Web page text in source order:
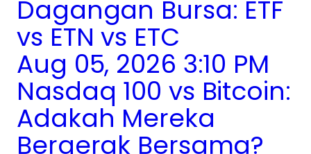
Dagangan Bursa: ETF
vs ETN vs ETC
Aug 05, 2026 3:10 PM
Nasdaq 100 vs Bitcoin:
Adakah Mereka
Bergerak Bersama?